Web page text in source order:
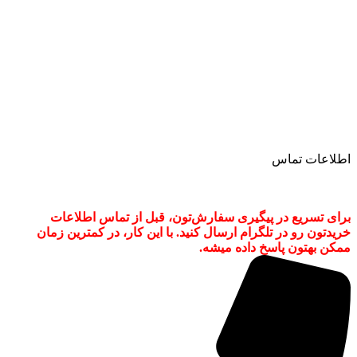
اطلاعات تماس
برای تسریع در پیگیری سفارش‌تون، قبل از تماس اطلاعات
خریدتون رو در تلگرام ارسال کنید. با این کار، در کمترین زمان
ممکن بهتون پاسخ داده میشه.